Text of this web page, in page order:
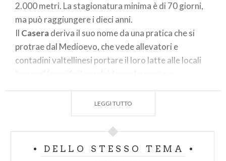
2.000 metri. La stagionatura minima è di 70 giorni,
ma può raggiungere i dieci anni.
Il Caseraderiva il suo nome da una pratica che si
protrae dal Medioevo, che vede allevatori e
contadini valtellinesi portare il loro latte alle locali
stagionatura minima è di 70 giorni.
veniva prodotto in piccole quantità per
i bisogni famigliari e conservato in cantina. Il suo
consumo di chi cerca un alimento leggero e gustoso.
LEGGI TUTTO
DELLO STESSO TEMA